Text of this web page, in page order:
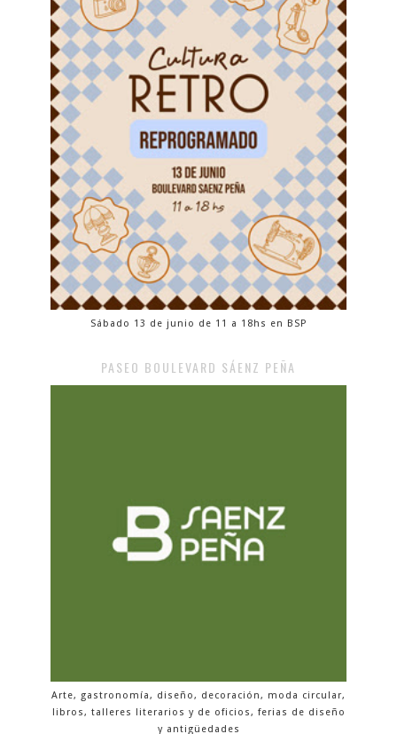
Sábado 13 de junio de 11 a 18hs en BSP
PASEO BOULEVARD SÁENZ PEÑA
Arte, gastronomía, diseño, decoración, moda circular,
libros, talleres literarios y de oficios, ferias de diseño
y antigüedades